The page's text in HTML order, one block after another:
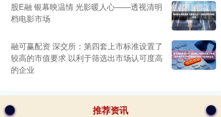
股E融 银幕映温情 光影暖人心——透视清明
档电影市场
融可赢配资 深交所：第四套上市标准设置了
较高的市值要求 以利于筛选出市场认可度高
的企业
推荐资讯